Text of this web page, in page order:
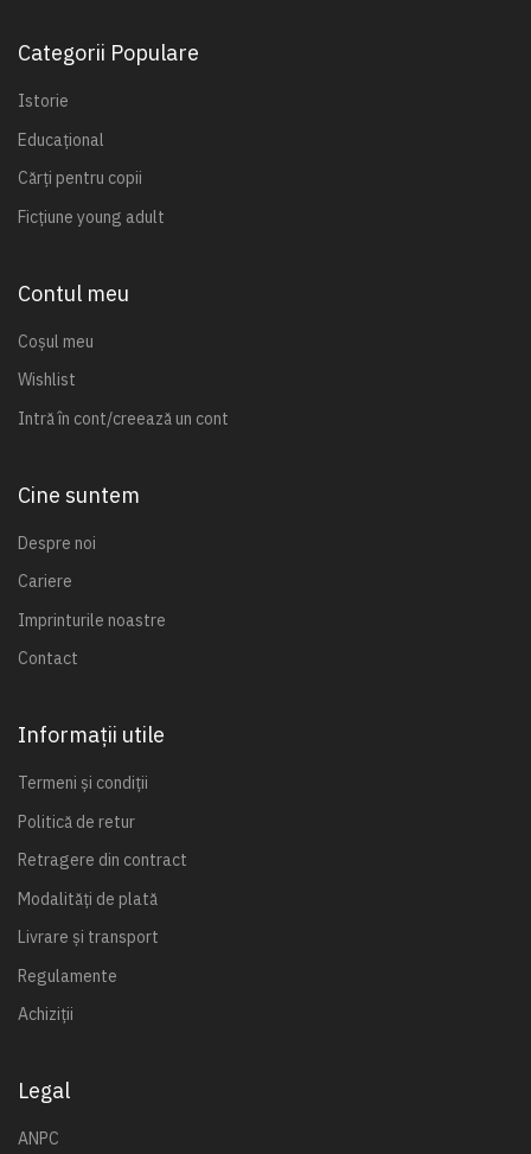
Categorii Populare
Istorie
Educațional
Cărți pentru copii
Ficțiune young adult
Contul meu
Coșul meu
Wishlist
Intră în cont/creează un cont
Cine suntem
Despre noi
Cariere
Imprinturile noastre
Contact
Informații utile
Termeni și condiții
Politică de retur
Retragere din contract
Modalități de plată
Livrare și transport
Regulamente
Achiziții
Legal
ANPC